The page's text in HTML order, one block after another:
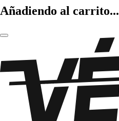
Añadiendo al carrito...